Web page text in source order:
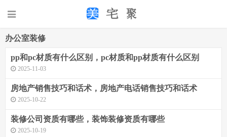
办公室装修
pp和pc材质有什么区别，pc材质和pp材质有什么区别
2025-11-03
房地产销售技巧和话术，房地产电话销售技巧和话术
2025-10-22
装修公司资质有哪些，装饰装修资质有哪些
2025-10-19